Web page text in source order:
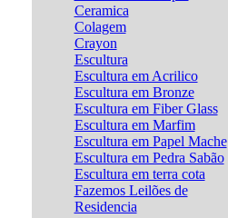
Ceramica
Colagem
Crayon
Escultura
Escultura em Acrilico
Escultura em Bronze
Escultura em Fiber Glass
Escultura em Marfim
Escultura em Papel Mache
Escultura em Pedra Sabão
Escultura em terra cota
Fazemos Leilões de
Residencia